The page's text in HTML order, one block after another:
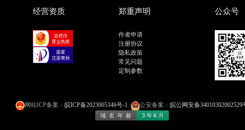
经营资质 郑重声明
作者申请
注册协议
隐私政策
常见问题
定制参数
公众号
网站ICP备案： 皖ICP备2023005346号-1 公安备案： 皖公网安备34010302002529